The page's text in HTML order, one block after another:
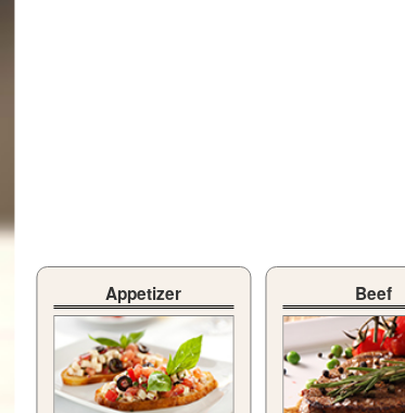
Appetizer Beef